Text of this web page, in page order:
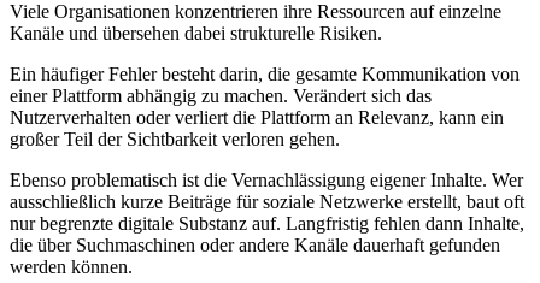
Viele Organisationen konzentrieren ihre Ressourcen auf einzelne
Kanäle und übersehen dabei strukturelle Risiken.
Ein häufiger Fehler besteht darin, die gesamte Kommunikation von
einer Plattform abhängig zu machen. Verändert sich das
Nutzerverhalten oder verliert die Plattform an Relevanz, kann ein
großer Teil der Sichtbarkeit verloren gehen.
Ebenso problematisch ist die Vernachlässigung eigener Inhalte. Wer
ausschließlich kurze Beiträge für soziale Netzwerke erstellt, baut oft
nur begrenzte digitale Substanz auf. Langfristig fehlen dann Inhalte,
die über Suchmaschinen oder andere Kanäle dauerhaft gefunden
werden können.